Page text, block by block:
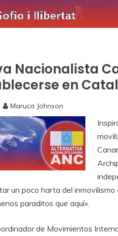
Nacionalista
en
Maruca Johnson
un poco harta del
paraditos que aquí».
de Movimientos